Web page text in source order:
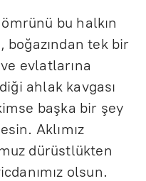
ömrünü bu halkın
boğazından tek bir
evlatlarına
ahlak kavgası
başka bir şey
Aklımız
dürüstlükten
olsun.